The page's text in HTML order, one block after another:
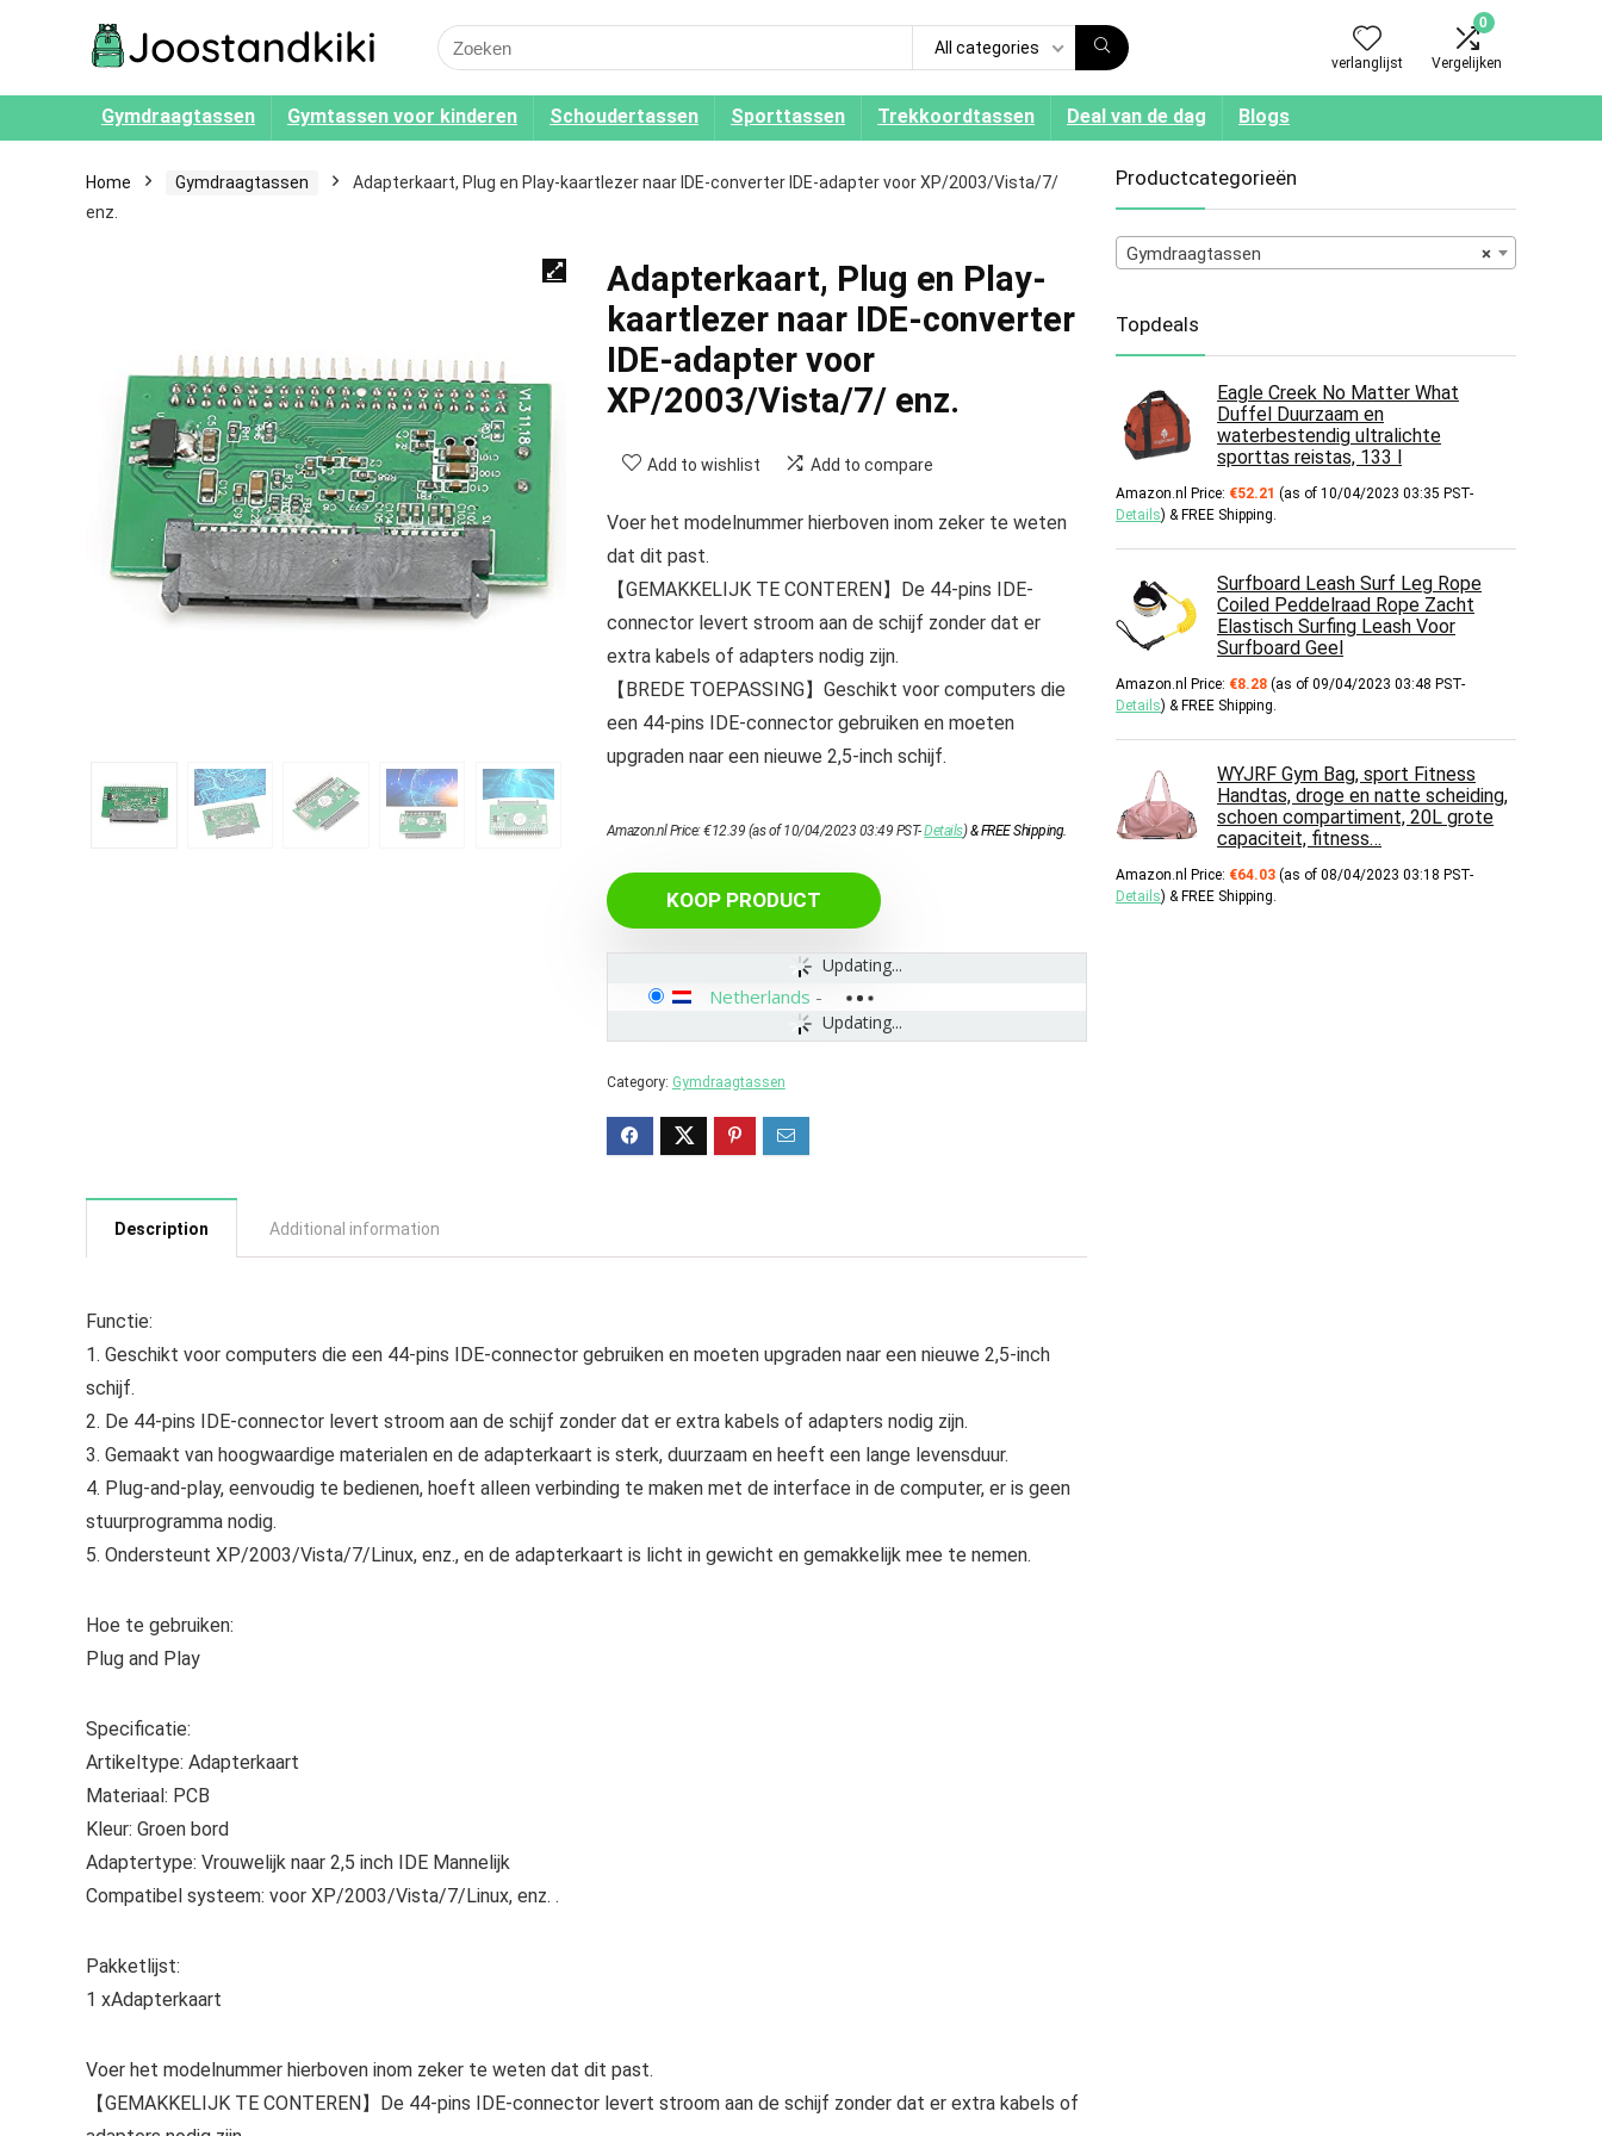
Search
for:
All categories
verlanglijst
0
Vergelijken
Gymdraagtassen Gymtassen voor kinderen Schoudertassen Sporttassen Trekkoordtassen Deal van de dag Blogs
Home Gymdraagtassen
Adapterkaart, Plug en Play-kaartlezer naar IDE-converter IDE-adapter voor XP/2003/Vista/7/
enz.
Adapterkaart, Plug en Play-
kaartlezer naar IDE-converter
IDE-adapter voor
XP/2003/Vista/7/ enz.
Add to wishlist Add to compare
Voer het modelnummer hierboven inom zeker te weten
dat dit past.
【GEMAKKELIJK TE CONTEREN】De 44-pins IDE-
connector levert stroom aan de schijf zonder dat er
extra kabels of adapters nodig zijn.
【BREDE TOEPASSING】Geschikt voor computers die
een 44‑pins IDE-connector gebruiken en moeten
upgraden naar een nieuwe 2,5-inch schijf.
Amazon.nl Price:€12.39 (as of 10/04/2023 03:49 PST-Details)&FREE Shipping.
KOOP PRODUCT
Updating...
Updating...
Netherlands -
Category: Gymdraagtassen
Description Additional information
Functie:
1. Geschikt voor computers die een 44-pins IDE-connector gebruiken en moeten upgraden naar een nieuwe 2,5-inch
schijf.
2. De 44-pins IDE-connector levert stroom aan de schijf zonder dat er extra kabels of adapters nodig zijn.
3. Gemaakt van hoogwaardige materialen en de adapterkaart is sterk, duurzaam en heeft een lange levensduur.
4. Plug-and-play, eenvoudig te bedienen, hoeft alleen verbinding te maken met de interface in de computer, er is geen
stuurprogramma nodig.
5. Ondersteunt XP/2003/Vista/7/Linux, enz., en de adapterkaart is licht in gewicht en gemakkelijk mee te nemen.
Hoe te gebruiken:
Plug and Play
Specificatie:
Artikeltype: Adapterkaart
Materiaal: PCB
Kleur: Groen bord
Adaptertype: Vrouwelijk naar 2,5 inch IDE Mannelijk
Compatibel systeem: voor XP/2003/Vista/7/Linux, enz. .
Pakketlijst:
1 xAdapterkaart
Voer het modelnummer hierboven inom zeker te weten dat dit past.
【GEMAKKELIJK TE CONTEREN】De 44-pins IDE-connector levert stroom aan de schijf zonder dat er extra kabels of
Productcategorieën
×
Gymdraagtassen
Topdeals
Eagle Creek No Matter What
Duffel Duurzaam en
waterbestendig ultralichte
sporttas reistas, 133 l
Amazon.nl Price: €52.21 (as of 10/04/2023 03:35 PST-
Details) & FREE Shipping.
Surfboard Leash Surf Leg Rope
Coiled Peddelraad Rope Zacht
Elastisch Surfing Leash Voor
Surfboard Geel
Amazon.nl Price: €8.28 (as of 09/04/2023 03:48 PST-
Details) & FREE Shipping.
WYJRF Gym Bag, sport Fitness
Handtas, droge en natte scheiding,
schoen compartiment, 20L grote
capaciteit, fitness…
Amazon.nl Price: €64.03 (as of 08/04/2023 03:18 PST-
Details) & FREE Shipping.